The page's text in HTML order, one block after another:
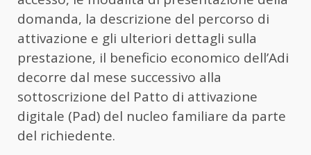
domanda, la descrizione del percorso di
attivazione e gli ulteriori dettagli sulla
prestazione, il beneficio economico dell’Adi
decorre dal mese successivo alla
sottoscrizione del Patto di attivazione
digitale (Pad) del nucleo familiare da parte
del richiedente.